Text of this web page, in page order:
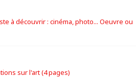
à découvrir : cinéma, photo... Oeuvre ou
sur l'art (4 pages)